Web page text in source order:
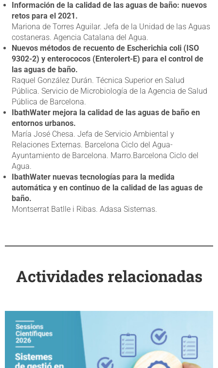
Información de la calidad de las aguas de baño: nuevos
retos para el 2021.
Mariona de Torres Aguilar. Jefa de la Unidad de las Aguas
costaneras. Agencia Catalana del Agua.
Nuevos métodos de recuento de Escherichia coli (ISO
9302-2) y enterococos (Enterolert-E) para el control de
las aguas de baño.
Raquel González Durán. Técnica Superior en Salud
Pública. Servicio de Microbiología de la Agencia de Salud
Pública de Barcelona.
IbathWater mejora la calidad de las aguas de baño en
entornos urbanos.
María José Chesa. Jefa de Servicio Ambiental y
Relaciones Externas. Barcelona Ciclo del Agua-
Ayuntamiento de Barcelona. Marro.Barcelona Ciclo del
Agua.
IbathWater nuevas tecnologías para la medida
automática y en continuo de la calidad de las aguas de
baño.
Montserrat Batlle i Ribas. Adasa Sistemas.
Actividades relacionadas